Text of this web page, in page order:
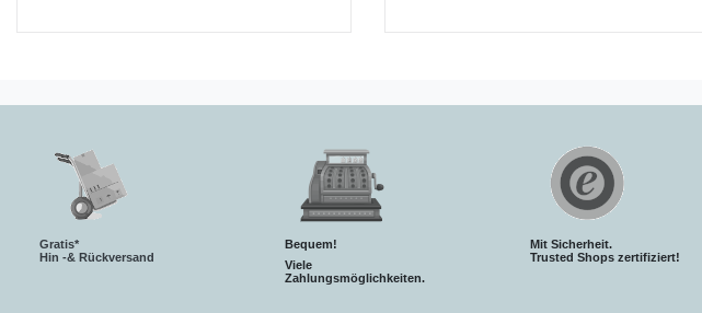
Gratis*
Hin -& Rückversand
Bequem!
Viele
Zahlungsmöglichkeiten.
Mit Sicherheit.
Trusted Shops zertifiziert!